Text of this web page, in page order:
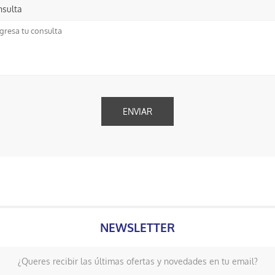
NEWSLETTER
¿Queres recibir las últimas ofertas y novedades en tu email?